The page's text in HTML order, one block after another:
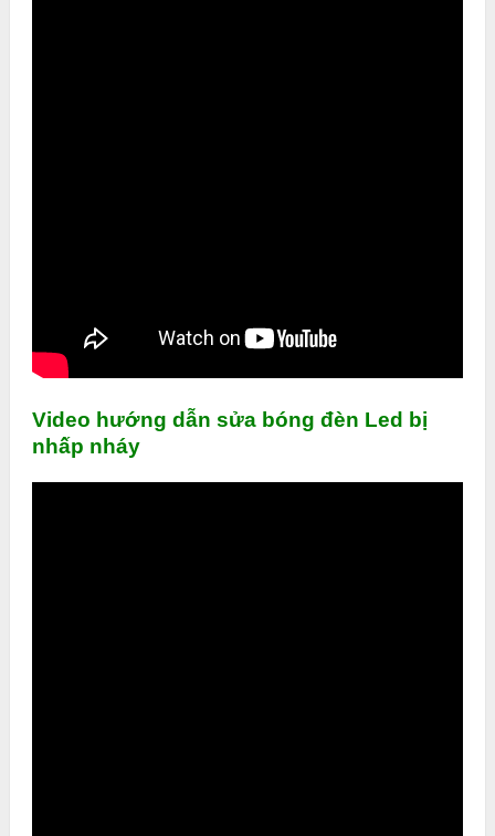
Video hướng dẫn sửa bóng đèn Led bị
nhấp nháy